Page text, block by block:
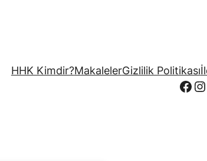
HHK Kimdir?MakalelerGizlilik Politikası